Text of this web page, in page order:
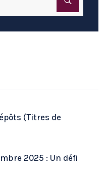
(Titres de
2025 : Un défi